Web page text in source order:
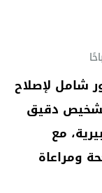
شامل لإصلاح
تشخيص دقيق
مع
ومراعاة